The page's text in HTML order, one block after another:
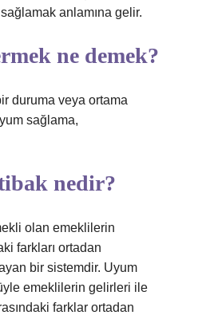
anlamına gelir.
ne demek?
duruma veya ortama
sağlama,
nedir?
olan emeklilerin
farkları ortadan
bir sistemdir. Uyum
emeklilerin gelirleri ile
farklar ortadan